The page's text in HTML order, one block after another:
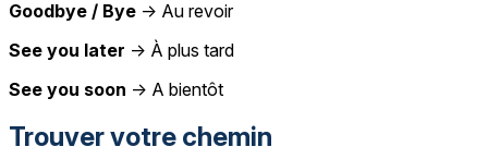
Goodbye / Bye → Au revoir
See you later → À plus tard
See you soon → A bientôt
Trouver votre chemin